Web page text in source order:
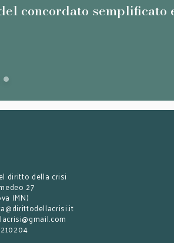
concordato semplificato
diritto della crisi
27
(MN)